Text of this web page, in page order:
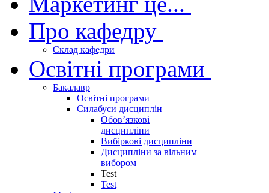
Про кафедру
Склад кафедри
Освітні програми
Бакалавр
Освітні програми
Силабуси дисциплін
Обов’язкові
дисципліни
Вибіркові дисципліни
Дисципліни за вільним
вибором
Test
Test